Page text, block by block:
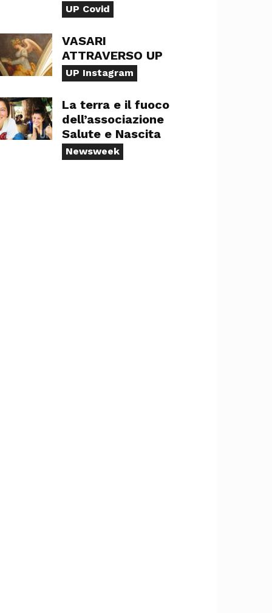
UP Covid
VASARI
ATTRAVERSO UP
UP Instagram
La terra e il fuoco
dell’associazione
Salute e Nascita
Newsweek